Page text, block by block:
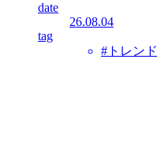
date
26.08.04
tag
#トレンド